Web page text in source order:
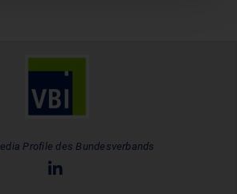
Profile des Bundesverbands